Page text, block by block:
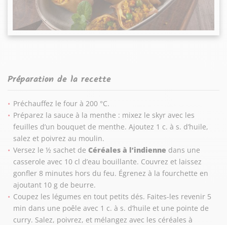
Préparation de la recette
Préchauffez le four à 200 °C.
Préparez la sauce à la menthe : mixez le skyr avec les
feuilles d’un bouquet de menthe. Ajoutez 1 c. à s. d’huile,
salez et poivrez au moulin.
Versez le ½ sachet deCéréales à l’indienne dans une
casserole avec 10 cl d’eau bouillante. Couvrez et laissez
gonfler 8 minutes hors du feu. Égrenez à la fourchette en
ajoutant 10 g de beurre.
Coupez les légumes en tout petits dés. Faites-les revenir 5
min dans une poêle avec 1 c. à s. d’huile et une pointe de
curry. Salez, poivrez, et mélangez avec les céréales à